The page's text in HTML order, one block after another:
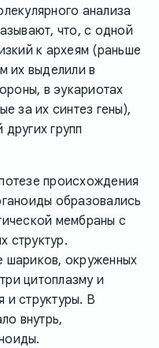
анализа
что, с одной
к археям (раньше
их выделили в
в эукариотах
за их синтез гены),
групп
происхождения
образовались
мембраны с
структур.
шариков, окруженных
цитоплазму и
и структуры. В
внутрь,